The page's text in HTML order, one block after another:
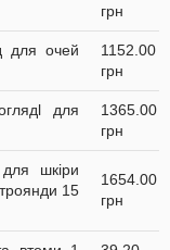
грн
для очей
1152.00
грн
для
1365.00
грн
шкіри
15
1654.00
грн